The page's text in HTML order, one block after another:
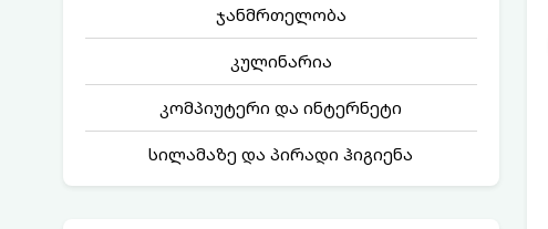
ჯანმრთელობა
კულინარია
კომპიუტერი და ინტერნეტი
სილამაზე და პირადი ჰიგიენა